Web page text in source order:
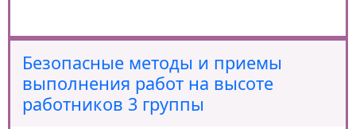
Безопасные методы и приемы
выполнения работ на высоте
работников 3 группы